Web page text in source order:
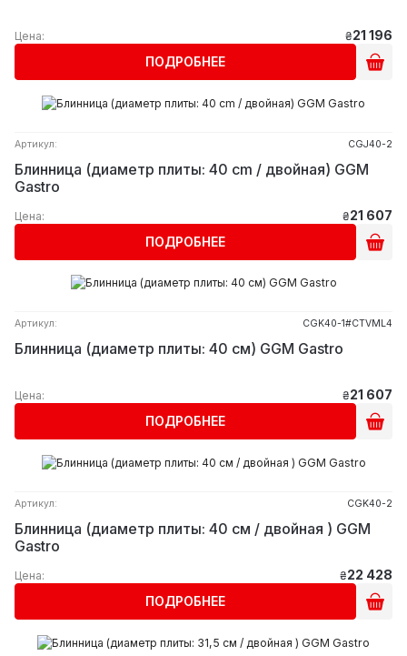
Цена: ₴21 196
ПОДРОБНЕЕ
Артикул: CGJ40-2
Блинница (диаметр плиты: 40 cm / двойная) GGM
Gastro
Цена: ₴21 607
ПОДРОБНЕЕ
Артикул: CGK40-1#CTVML4
Блинница (диаметр плиты: 40 см) GGM Gastro
Цена: ₴21 607
ПОДРОБНЕЕ
Артикул: CGK40-2
Блинница (диаметр плиты: 40 см / двойная ) GGM
Gastro
Цена: ₴22 428
ПОДРОБНЕЕ